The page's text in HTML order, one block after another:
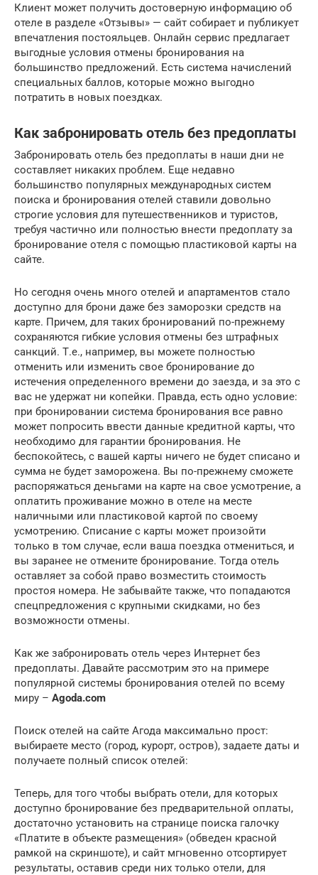
Клиент может получить достоверную информацию об
отеле в разделе «Отзывы» — сайт собирает и публикует
впечатления постояльцев. Онлайн сервис предлагает
выгодные условия отмены бронирования на
большинство предложений. Есть система начислений
специальных баллов, которые можно выгодно
потратить в новых поездках.
Как забронировать отель без предоплаты
Забронировать отель без предоплаты в наши дни не
составляет никаких проблем. Еще недавно
большинство популярных международных систем
поиска и бронирования отелей ставили довольно
строгие условия для путешественников и туристов,
требуя частично или полностью внести предоплату за
бронирование отеля с помощью пластиковой карты на
сайте.
Но сегодня очень много отелей и апартаментов стало
доступно для брони даже без заморозки средств на
карте. Причем, для таких бронирований по-прежнему
сохраняются гибкие условия отмены без штрафных
санкций. Т.е., например, вы можете полностью
отменить или изменить свое бронирование до
истечения определенного времени до заезда, и за это с
вас не удержат ни копейки. Правда, есть одно условие:
при бронировании система бронирования все равно
может попросить ввести данные кредитной карты, что
необходимо для гарантии бронирования. Не
беспокойтесь, с вашей карты ничего не будет списано и
сумма не будет заморожена. Вы по-прежнему сможете
распоряжаться деньгами на карте на свое усмотрение, а
оплатить проживание можно в отеле на месте
наличными или пластиковой картой по своему
усмотрению. Списание с карты может произойти
только в том случае, если ваша поездка отмениться, и
вы заранее не отмените бронирование. Тогда отель
оставляет за собой право возместить стоимость
простоя номера. Не забывайте также, что попадаются
спецпредложения с крупными скидками, но без
возможности отмены.
Как же забронировать отель через Интернет без
предоплаты. Давайте рассмотрим это на примере
популярной системы бронирования отелей по всему
миру – Agoda.com
Поиск отелей на сайте Агода максимально прост:
выбираете место (город, курорт, остров), задаете даты и
получаете полный список отелей:
Теперь, для того чтобы выбрать отели, для которых
доступно бронирование без предварительной оплаты,
достаточно установить на странице поиска галочку
«Платите в объекте размещения» (обведен красной
рамкой на скриншоте), и сайт мгновенно отсортирует
результаты, оставив среди них только отели, для